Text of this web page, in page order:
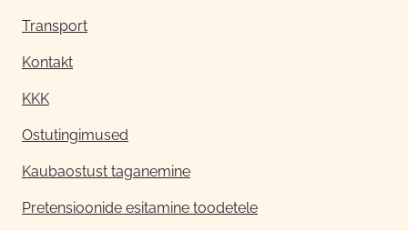
Transport
Kontakt
KKK
Ostutingimused
Kaubaostust taganemine
Pretensioonide esitamine toodetele